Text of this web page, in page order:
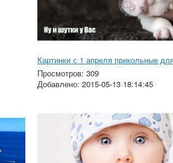
Просмотров: 309
Добавлено: 2015-05-13 18:14:45